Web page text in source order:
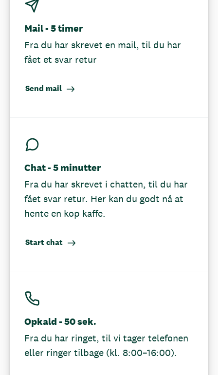
Mail - 5 timer
Fra du har skrevet en mail, til du har
fået et svar retur
Send mail
Chat - 5 minutter
Fra du har skrevet i chatten, til du har
fået svar retur. Her kan du godt nå at
hente en kop kaffe.
Start chat
Opkald - 50 sek.
Fra du har ringet, til vi tager telefonen
eller ringer tilbage (kl. 8:00–16:00).